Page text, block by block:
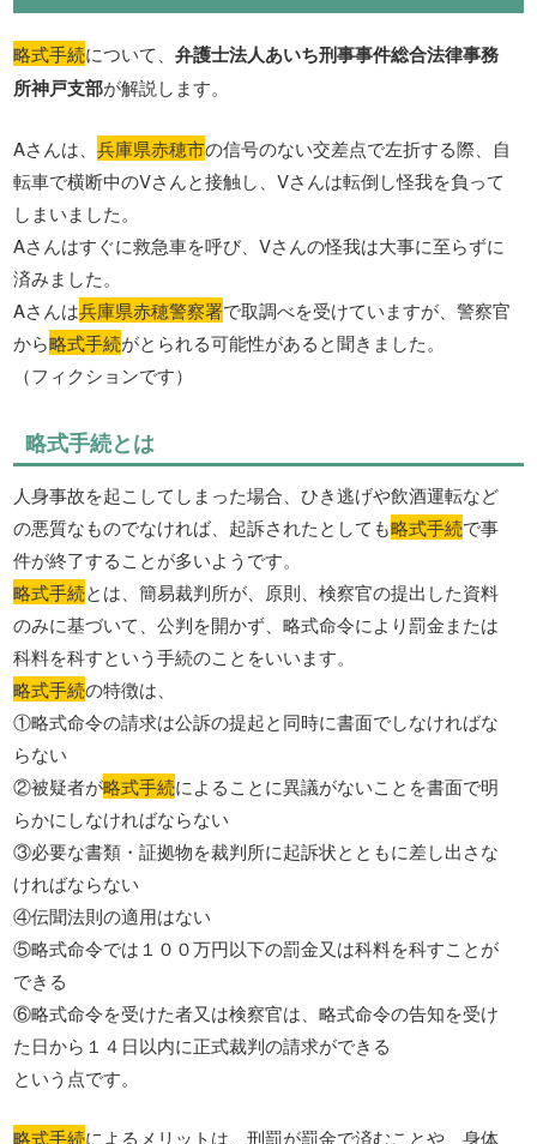
略式手続について、弁護士法人あいち刑事事件総合法律事務
所神戸支部が解説します。
Aさんは、兵庫県赤穂市の信号のない交差点で左折する際、自
転車で横断中のVさんと接触し、Vさんは転倒し怪我を負って
しまいました。
Aさんはすぐに救急車を呼び、Vさんの怪我は大事に至らずに
済みました。
Aさんは兵庫県赤穂警察署で取調べを受けていますが、警察官
から略式手続がとられる可能性があると聞きました。
（フィクションです）
略式手続とは
人身事故を起こしてしまった場合、ひき逃げや飲酒運転など
の悪質なものでなければ、起訴されたとしても略式手続で事
件が終了することが多いようです。
略式手続とは、簡易裁判所が、原則、検察官の提出した資料
のみに基づいて、公判を開かず、略式命令により罰金または
科料を科すという手続のことをいいます。
略式手続の特徴は、
①略式命令の請求は公訴の提起と同時に書面でしなければな
らない
②被疑者が略式手続によることに異議がないことを書面で明
らかにしなければならない
③必要な書類・証拠物を裁判所に起訴状とともに差し出さな
ければならない
④伝聞法則の適用はない
⑤略式命令では１００万円以下の罰金又は科料を科すことが
できる
⑥略式命令を受けた者又は検察官は、略式命令の告知を受け
た日から１４日以内に正式裁判の請求ができる
という点です。
略式手続によるメリットは、刑罰が罰金で済むことや、身体